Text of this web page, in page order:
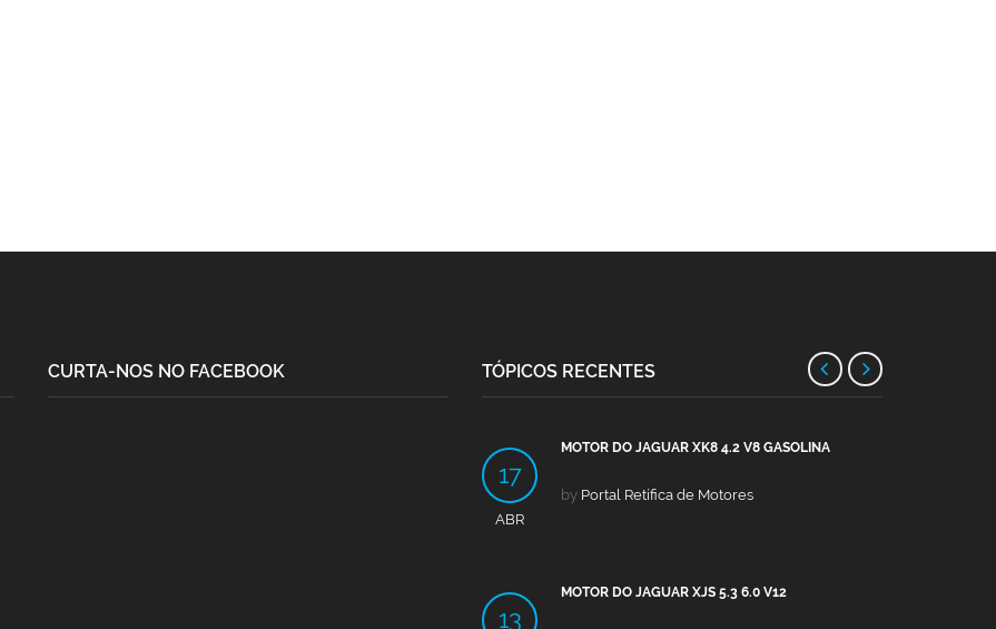
CURTA-NOS NO FACEBOOK TÓPICOS RECENTES
17
ABR
MOTOR DO JAGUAR XK8 4.2 V8 GASOLINA
by Portal Retífica de Motores
13
MOTOR DO JAGUAR XJS 5.3 6.0 V12